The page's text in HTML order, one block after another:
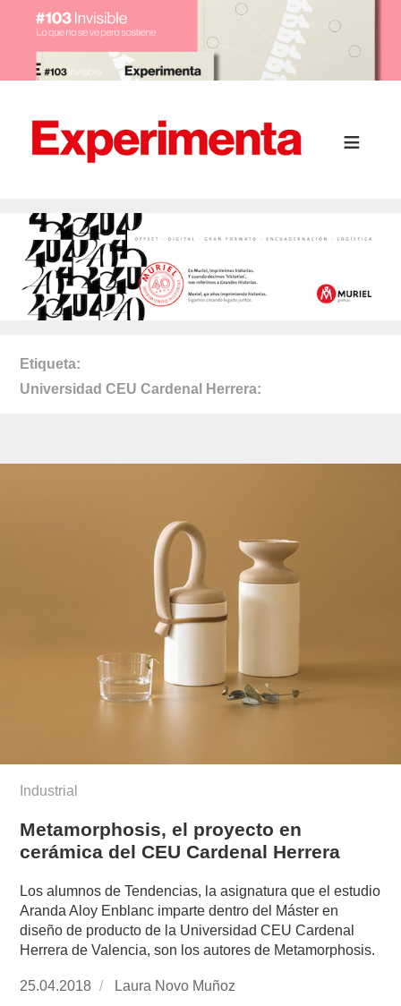
Etiqueta
Universidad CEU Cardenal Herrera
Industrial
Metamorphosis, el proyecto en
cerámica del CEU Cardenal Herrera
Los alumnos de Tendencias, la asignatura que el estudio
Aranda Aloy Enblanc imparte dentro del Máster en
diseño de producto de la Universidad CEU Cardenal
Herrera de Valencia, son los autores de Metamorphosis.
Publicado
25.04.2018
https://www.experimenta.es/author/laura-
Laura Novo Muñoz